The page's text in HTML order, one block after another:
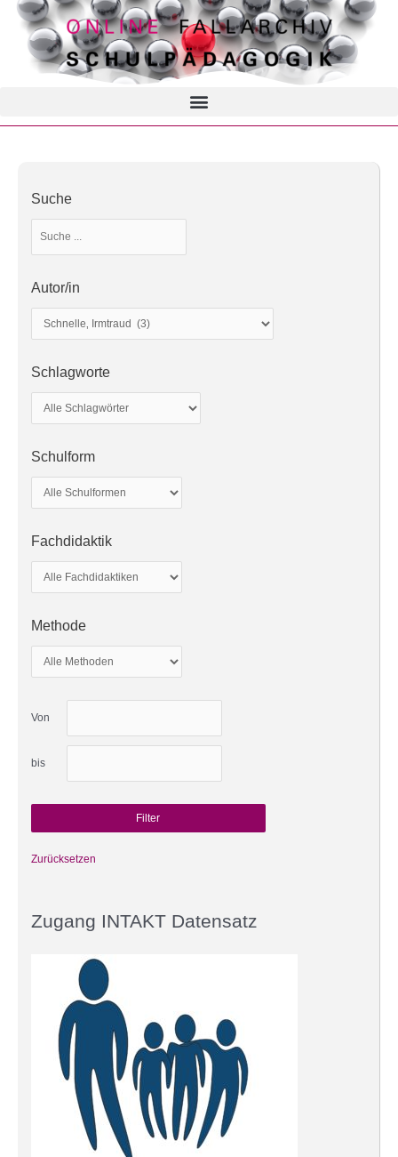
Suche
Autor/in
Schlagworte
Schulform
Fachdidaktik
Methode
Von
bis
Zurücksetzen
Zugang INTAKT Datensatz